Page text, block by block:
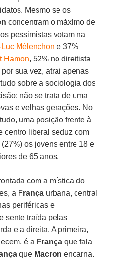
Mesmo se os
concentram o máximo de
pessimistas votam na
Mélenchon e 37%
Hamon, 52% no direitista
por sua vez, atrai apenas
sobre a sociologia dos
não se trata de uma
e velhas gerações. No
uma posição frente à
centro liberal seduz com
os jovens entre 18 e
de 65 anos.
com a mística do
a França urbana, central
periféricas e
sente traída pelas
e a direita. A primeira,
é a França que fala
que Macron encarna.